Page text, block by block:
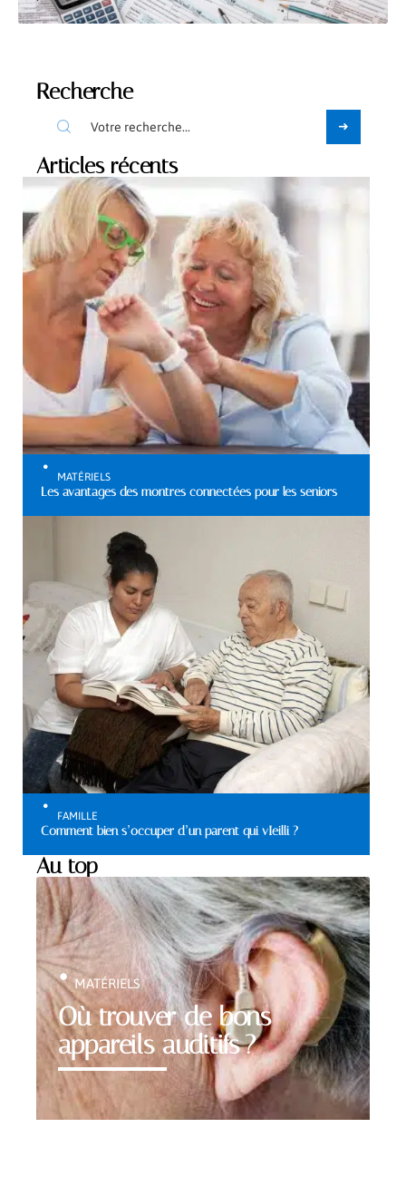
Recherche
Articles récents
MATÉRIELS
Les avantages des montres connectées pour les seniors
FAMILLE
Comment bien s’occuper d’un parent qui vIeilli ?
Au top
Où trouver de bons
appareils auditifs ?
MATÉRIELS